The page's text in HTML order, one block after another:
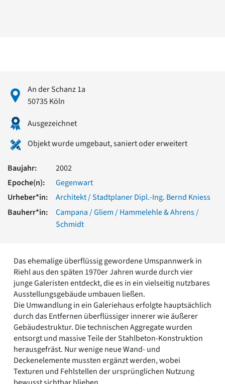
Epochen
Gesamtübersicht...
Postmoderne
Moderne
Jugendstil
Historismus
Klassizismus
Barock
Renaissance
Römische Antike
Über uns
Über baukunst-nrw
Fachbeirat
Freunde & Förderer
Kontakt
Impressum
Datenschutz
Suchbegriff eingeben
An der Schanz 1a
50735 Köln
Ausgezeichnet
Objekt wurde umgebaut, saniert oder erweitert
Baujahr:
2002
Epoche(n):
Gegenwart
Urheber*in:
Architekt / Stadtplaner Dipl.-Ing. Bernd Kniess
Bauherr*in:
Campana / Gliem / Hammelehle & Ahrens /
Schmidt
Das ehemalige überflüssig gewordene Umspannwerk in
Riehl aus den späten 1970er Jahren wurde durch vier
junge Galeristen entdeckt, die es in ein vielseitig nutzbares
Ausstellungsgebäude umbauen ließen.
Die Umwandlung in ein Galeriehaus erfolgte hauptsächlich
durch das Entfernen überflüssiger innerer wie äußerer
Gebäudestruktur. Die technischen Aggregate wurden
entsorgt und massive Teile der Stahlbeton-Konstruktion
herausgefräst. Nur wenige neue Wand- und
Deckenelemente mussten ergänzt werden, wobei
Texturen und Fehlstellen der ursprünglichen Nutzung